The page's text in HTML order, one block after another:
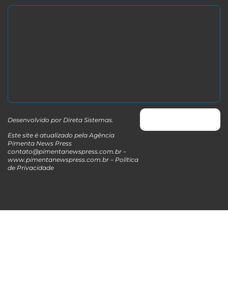
Desenvolvido por Direta Sistemas
Este site é atualizado pela Agência
Pimenta News Press
contato@pimentanewspress.com.br –
www.pimentanewspress.com.br – Política
de Privacidade